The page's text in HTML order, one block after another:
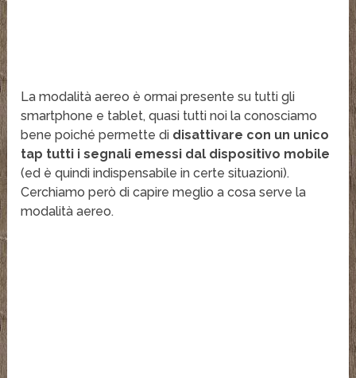
La modalità aereo è ormai presente su tutti gli
smartphone e tablet, quasi tutti noi la conosciamo
bene poiché permette di disattivare con un unico
tap tutti i segnali emessi dal dispositivo mobile
(ed è quindi indispensabile in certe situazioni).
Cerchiamo però di capire meglio a cosa serve la
modalità aereo.